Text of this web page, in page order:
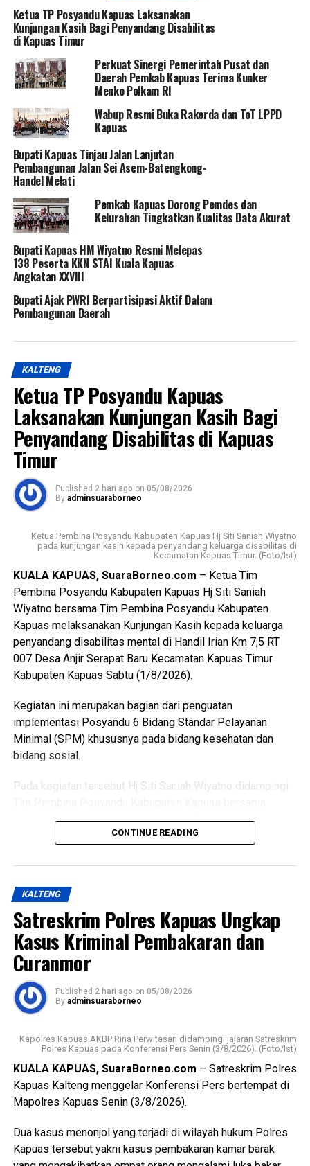
Ketua TP Posyandu Kapuas Laksanakan
Kunjungan Kasih Bagi Penyandang Disabilitas
di Kapuas Timur
Perkuat Sinergi Pemerintah Pusat dan
Daerah Pemkab Kapuas Terima Kunker
Menko Polkam RI
Wabup Resmi Buka Rakerda dan ToT LPPD
Kapuas
Bupati Kapuas Tinjau Jalan Lanjutan
Pembangunan Jalan Sei Asem-Batengkong-
Handel Melati
Pemkab Kapuas Dorong Pemdes dan
Kelurahan Tingkatkan Kualitas Data Akurat
Bupati Kapuas HM Wiyatno Resmi Melepas
138 Peserta KKN STAI Kuala Kapuas
Angkatan XXVIII
Bupati Ajak PWRI Berpartisipasi Aktif Dalam
Pembangunan Daerah
KALTENG
Ketua TP Posyandu Kapuas
Laksanakan Kunjungan Kasih Bagi
Penyandang Disabilitas di Kapuas
Timur
Published 2 hari ago on 05/08/2026
By adminsuaraborneo
Ketua Pembina Posyandu Kabupaten Kapuas Hj Siti Saniah Wiyatno
pada kunjungan kasih kepada penyandang keluarga disabilitas di
Kecamatan Kapuas Timur. (Foto/Ist)
KUALA KAPUAS, SuaraBorneo.com – Ketua Tim
Pembina Posyandu Kabupaten Kapuas Hj Siti Saniah
Wiyatno bersama Tim Pembina Posyandu Kabupaten
Kapuas melaksanakan Kunjungan Kasih kepada keluarga
penyandang disabilitas mental di Handil Irian Km 7,5 RT
007 Desa Anjir Serapat Baru Kecamatan Kapuas Timur
Kabupaten Kapuas Sabtu (1/8/2026).
Kegiatan ini merupakan bagian dari penguatan
implementasi Posyandu 6 Bidang Standar Pelayanan
Minimal (SPM) khususnya pada bidang kesehatan dan
bidang sosial.
Pada kegiatan tersebut Hj Siti Saniah Wiyatno didampingi
perangkat daerah terkait di antaranya Dinas Pemberdayaan
Masyarakat dan Desa (DPMD) Dinas Kesehatan Dinas
Pengendalian Penduduk dan Keluarga Berencana
(P3APPKB) Dinas Sosial Pemerintah Kecamatan Kapuas
Timur Pemdes serta kader Posyandu.
Menurutnya kunjungan kasih ini merupakan bentuk
perhatian pemerintah daerah kepada masyarakat yang
tergolong rentan sekaligus memperkuat pelaksanaan
transformasi Posyandu yang kini tidak hanya berfokus
pada pelayanan kesehatan ibu dan anak, tetapi juga
mencakup enam bidang Standar Pelayanan Minimal.
Ia mengatakan keberhasilan implementasi Posyandu 6
Bidang SPM memerlukan kolaborasi seluruh pihak mulai
dari pemerintah daerah pemerintah kecamatan pemerintah
desa tenaga kesehatan kader Posyandu hingga
“Oleh karena itu sinergi lintas sektor menjadi kunci agar
berbagai persoalan kesehatan dan sosial dapat dideteksi
CONTINUE READING
KALTENG
Satreskrim Polres Kapuas Ungkap
Kasus Kriminal Pembakaran dan
Curanmor
Published 2 hari ago on 05/08/2026
By adminsuaraborneo
Kapolres Kapuas AKBP Rina Perwitasari didampingi jajaran Satreskrim
Polres Kapuas pada Konferensi Pers Senin (3/8/2026). (Foto/Ist)
KUALA KAPUAS, SuaraBorneo.com – Satreskrim Polres
Kapuas Kalteng menggelar Konferensi Pers bertempat di
Mapolres Kapuas Senin (3/8/2026).
Dua kasus menonjol yang terjadi di wilayah hukum Polres
Kapuas tersebut yakni kasus pembakaran kamar barak